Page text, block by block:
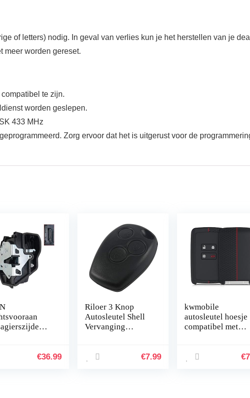
of letters) nodig. In geval van verlies kun je het herstellen van je
meer worden gereset.
te zijn.
worden geslepen.
433 MHz
Zorg ervoor dat het is uitgerust voor de
€36.99
Riloer 3 Knop
Autosleutel Shell
Vervanging
Renault Trafic Clio
€7.99
kwmobile
autosleutel hoesje
compatibel met
autosleutel (alleen
€